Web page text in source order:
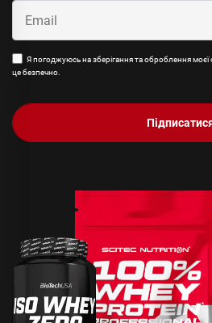
Я погоджуюсь на зберігання та оброблення моєї
це безпечно.